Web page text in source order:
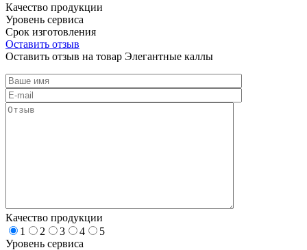
Качество продукции
Уровень сервиса
Срок изготовления
Оставить отзыв
Оставить отзыв на товар Элегантные каллы
Качество продукции
1
2 3 4
5
Уровень сервиса